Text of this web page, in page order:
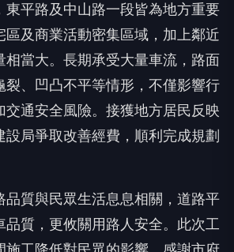
東平路及中山路一段皆為地方重要
區及商業活動密集區域，加上鄰近
當大。 長期承受大量車流，路面
、凹凸不平等情形， 不僅影響行
交通安全風險。接獲地方居民反映
設局爭取改善經費，順利完成規劃
質與民眾生活息息相關， 道路平
質，更攸關用路人安全。 此次工